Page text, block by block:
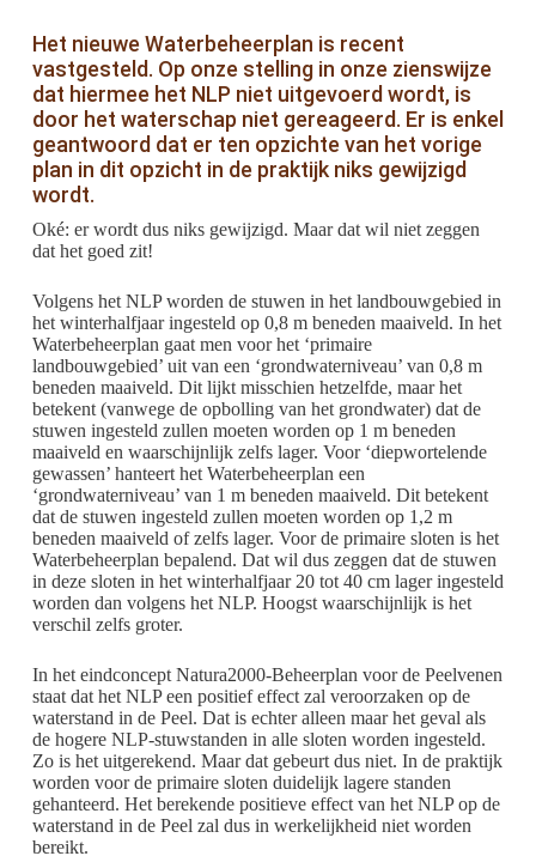
Het nieuwe Waterbeheerplan is recent
vastgesteld. Op onze stelling in onze zienswijze
dat hiermee het NLP niet uitgevoerd wordt, is
door het waterschap niet gereageerd. Er is enkel
geantwoord dat er ten opzichte van het vorige
plan in dit opzicht in de praktijk niks gewijzigd
wordt.
Oké: er wordt dus niks gewijzigd. Maar dat wil niet zeggen
dat het goed zit!
Volgens het NLP worden de stuwen in het landbouwgebied in
het winterhalfjaar ingesteld op 0,8 m beneden maaiveld. In het
Waterbeheerplan gaat men voor het ‘primaire
landbouwgebied’ uit van een ‘grondwaterniveau’ van 0,8 m
beneden maaiveld. Dit lijkt misschien hetzelfde, maar het
betekent (vanwege de opbolling van het grondwater) dat de
stuwen ingesteld zullen moeten worden op 1 m beneden
maaiveld en waarschijnlijk zelfs lager. Voor ‘diepwortelende
gewassen’ hanteert het Waterbeheerplan een
‘grondwaterniveau’ van 1 m beneden maaiveld. Dit betekent
dat de stuwen ingesteld zullen moeten worden op 1,2 m
beneden maaiveld of zelfs lager. Voor de primaire sloten is het
Waterbeheerplan bepalend. Dat wil dus zeggen dat de stuwen
in deze sloten in het winterhalfjaar 20 tot 40 cm lager ingesteld
worden dan volgens het NLP. Hoogst waarschijnlijk is het
verschil zelfs groter.
In het eindconcept Natura2000-Beheerplan voor de Peelvenen
staat dat het NLP een positief effect zal veroorzaken op de
waterstand in de Peel. Dat is echter alleen maar het geval als
de hogere NLP-stuwstanden in alle sloten worden ingesteld.
Zo is het uitgerekend. Maar dat gebeurt dus niet. In de praktijk
worden voor de primaire sloten duidelijk lagere standen
gehanteerd. Het berekende positieve effect van het NLP op de
waterstand in de Peel zal dus in werkelijkheid niet worden
bereikt.